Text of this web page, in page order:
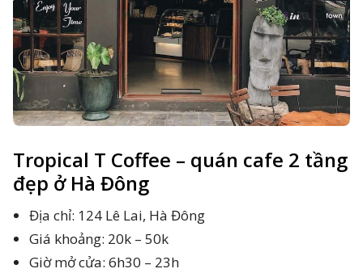
Tropical T Coffee – quán cafe 2 tầng
đẹp ở Hà Đông
Địa chỉ: 124 Lê Lai, Hà Đông
Giá khoảng: 20k – 50k
Giờ mở cửa: 6h30 – 23h